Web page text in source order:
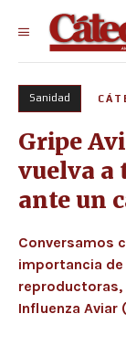
Sanidad
Gripe
vuelva a
ante un
Conversamos
importancia
reproductoras,
Influenza Aviar